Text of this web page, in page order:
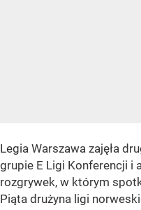
Legia Warszawa zajęła
grupie E Ligi Konferencji i
rozgrywek, w którym
Piąta drużyna ligi